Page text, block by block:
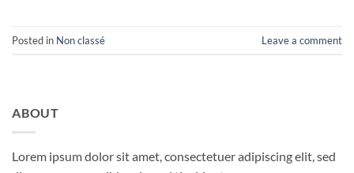
Posted in Non classé Leave a comment
ABOUT
Lorem ipsum dolor sit amet, consectetuer adipiscing elit, sed